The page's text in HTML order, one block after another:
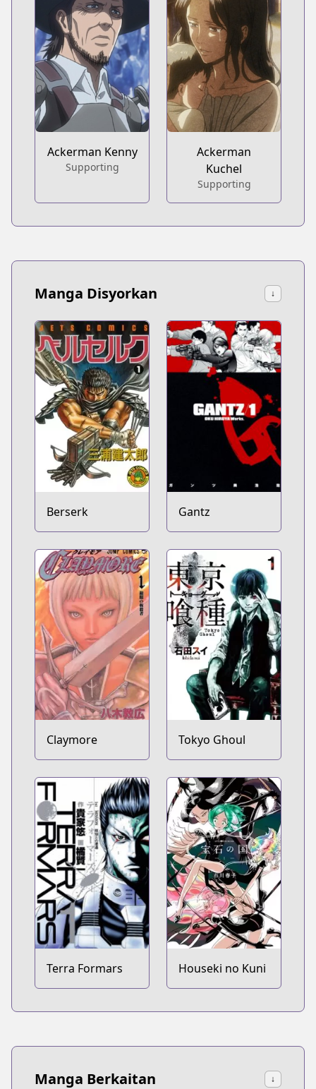
Ackerman Kenny
Supporting
Ackerman
Kuchel
Supporting
Manga Disyorkan ↓
Berserk Gantz
Claymore Tokyo Ghoul
Terra Formars Houseki no Kuni
Manga Berkaitan ↓